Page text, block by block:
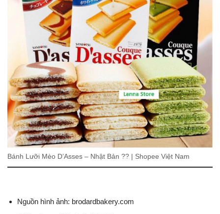
Bánh Lưỡi Mèo D’Asses – Nhật Bản ?? | Shopee Việt Nam
Nguồn hình ảnh: brodardbakery.com